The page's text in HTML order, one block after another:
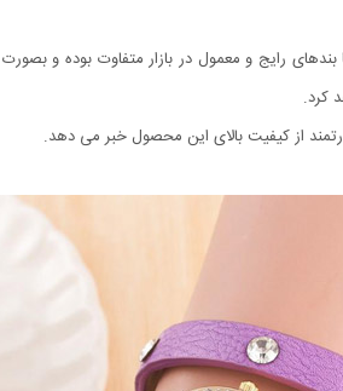
رایج و معمول در بازار متفاوت بوده و
از کیفیت بالای این محصول خبر می دهد.